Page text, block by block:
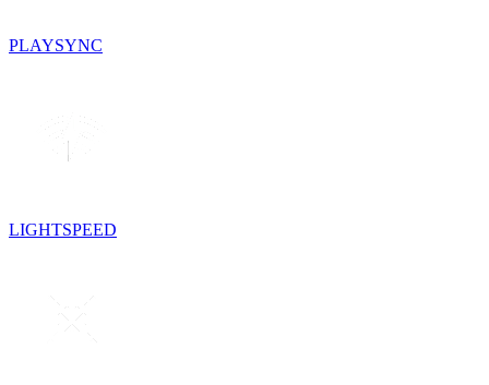
PLAYSYNC
LIGHTSPEED